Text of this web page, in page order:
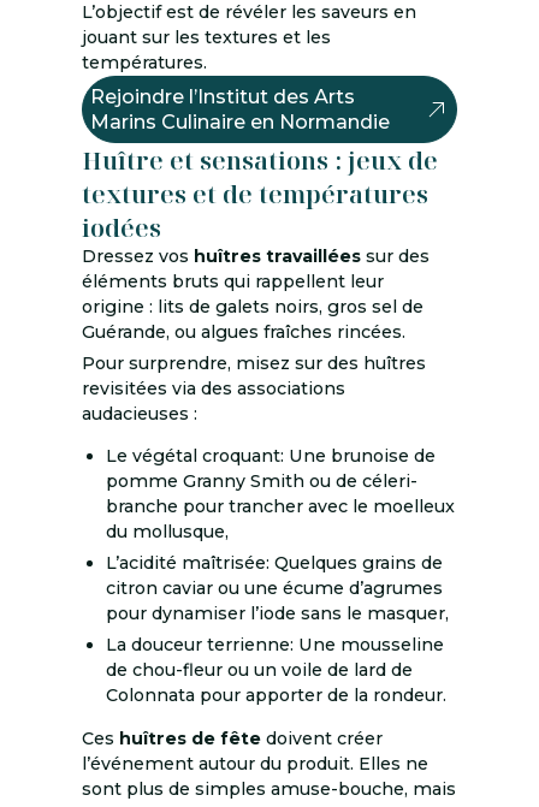
L’objectif est de révéler les saveurs en
jouant sur les textures et les
températures.
Rejoindre l’Institut des Arts
Marins Culinaire en Normandie
Huître et sensations : jeux de
textures et de températures
iodées
Dressez vos huîtres travaillées sur des
éléments bruts qui rappellent leur
origine : lits de galets noirs, gros sel de
Guérande, ou algues fraîches rincées.
Pour surprendre, misez sur des huîtres
revisitées via des associations
audacieuses :
Le végétal croquant: Une brunoise de
pomme Granny Smith ou de céleri-
branche pour trancher avec le moelleux
du mollusque,
L’acidité maîtrisée: Quelques grains de
citron caviar ou une écume d’agrumes
pour dynamiser l’iode sans le masquer,
La douceur terrienne: Une mousseline
de chou-fleur ou un voile de lard de
Colonnata pour apporter de la rondeur.
Ces huîtres de fête doivent créer
l’événement autour du produit. Elles ne
sont plus de simples amuse-bouche, mais